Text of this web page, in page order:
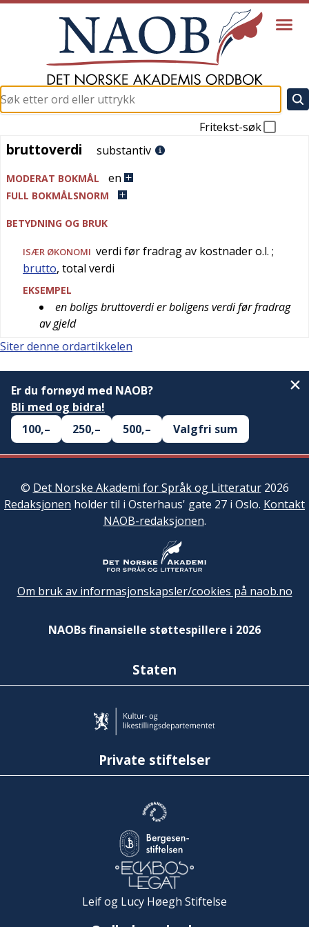
Fritekst-søk
bruttoverdi
bruttoverdi substantiv
MODERAT BOKMÅL en
FULL BOKMÅLSNORM
BETYDNING OG BRUK
ISÆR ØKONOMI verdi før fradrag av kostnader o.l. ;
brutto, total verdi
EKSEMPEL
en boligs bruttoverdi er boligens verdi før fradrag
av gjeld
Siter denne ordartikkelen
Er du fornøyd med NAOB?
Bli med og bidra!
100,–
250,– 500,– Valgfri sum
© Det Norske Akademi for Språk og Litteratur2026
Redaksjonen holder til i Osterhaus' gate 27 i Oslo. Kontakt
NAOB-redaksjonen.
Om bruk av informasjonskapsler/cookies på naob.no
NAOBs finansielle støttespillere i 2026
Staten
Private stiftelser
Leif og Lucy Høegh Stiftelse